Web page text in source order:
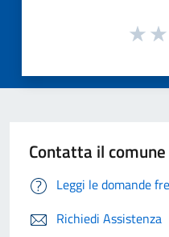
Contatta il comune
Leggi le domande
Richiedi Assistenza